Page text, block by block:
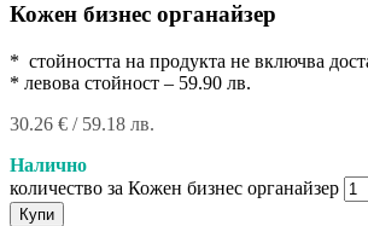
Кожен бизнес органайзер
* стойността на продукта не включва
* левова стойност – 59.90 лв.
30.26 € / 59.18 лв.
Налично
количество за Кожен бизнес органайзер
Купи